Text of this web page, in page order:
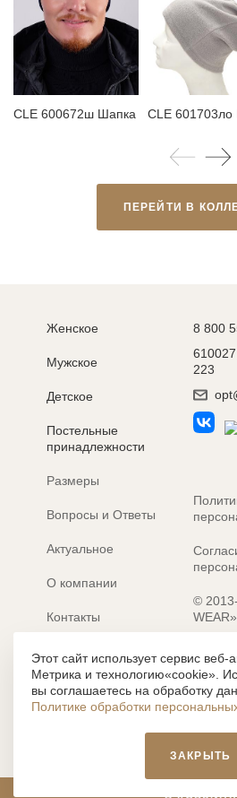
CLE 600672ш Шапка
ПЕРЕЙТИ В
Женское
Мужское
Детское
Постельные
принадлежности
Размеры
Вопросы и Ответы
Актуальное
О компании
Контакты
Электронные каталоги
8 800
223
©
WEAR»
Все содержание, представленное
https://clever-style.ru, включая, но не
графикой, фотографиями,
объектами авторского права,
письменного разрешения
влечет наложение ответственности
Этот сайт использует сервис веб-
Метрика и технологию«cookie».
вы соглашаетесь на обработку
Политике обработки
ЗАКРЫТЬ